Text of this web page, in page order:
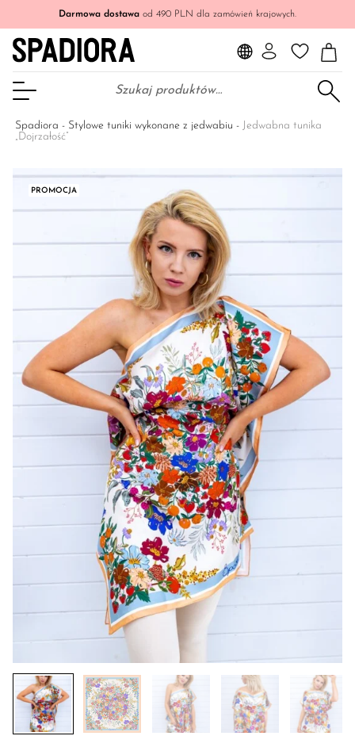
Darmowa dostawa od 490 PLN dla zamówień krajowych.
Szukaj:
Spadiora - Stylowe tuniki wykonane z jedwabiu - Jedwabna tunika
„Dojrzałość”
PROMOCJA